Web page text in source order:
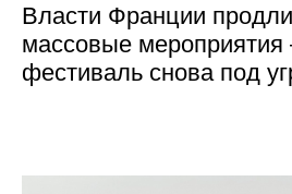
Власти Франции
массовые
фестиваль снова под